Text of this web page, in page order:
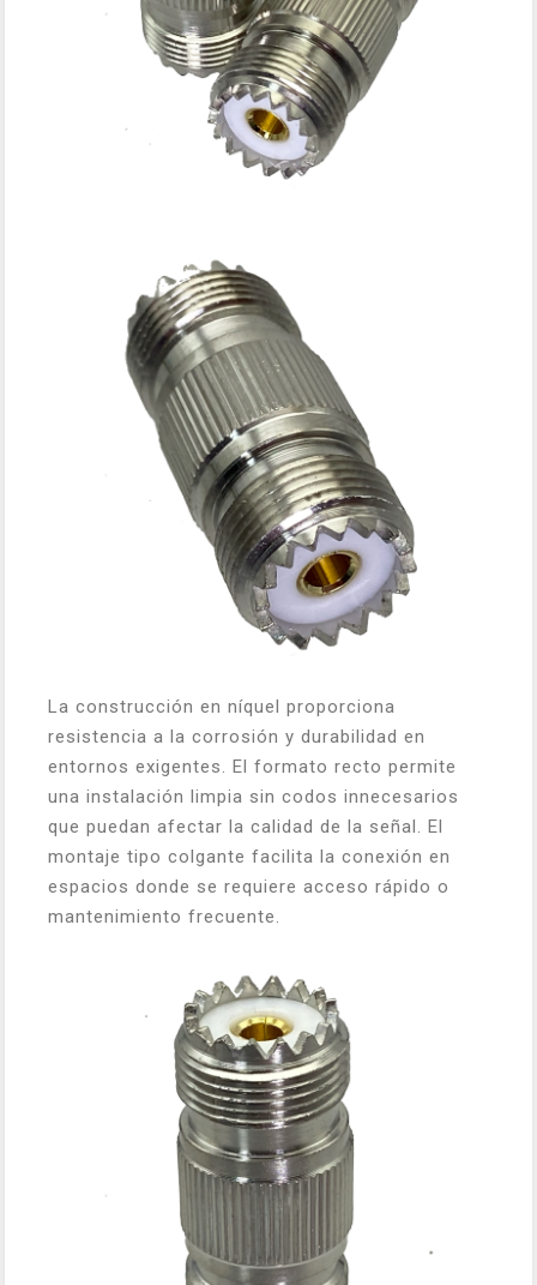
La construcción en níquel proporciona
resistencia a la corrosión y durabilidad en
entornos exigentes. El formato recto permite
una instalación limpia sin codos innecesarios
que puedan afectar la calidad de la señal. El
montaje tipo colgante facilita la conexión en
espacios donde se requiere acceso rápido o
mantenimiento frecuente.